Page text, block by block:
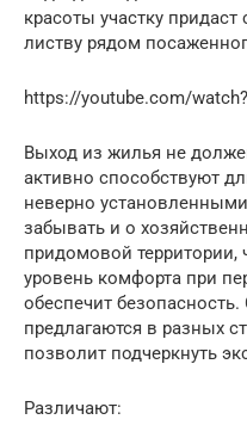
красоты участку
листву рядом
https://youtube.com/
Выход из жилья не
активно способствуют
неверно
забывать и о
придомовой территории,
уровень комфорта при
обеспечит
предлагаются в разных
позволит подчеркнуть
Различают: